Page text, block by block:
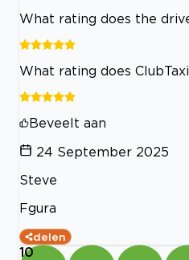
What rating does the
What rating does
Beveelt aan
24 September 2025
Steve
Fgura
delen
10